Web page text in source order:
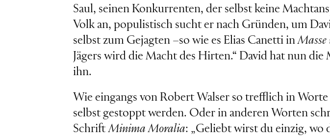
Saul, seinen Konkurrenten, der selbst keine
Volk an, populistisch sucht er nach Gründen, um
selbst zum Gejagten –so wie es Elias Canetti in
Jägers wird die Macht des Hirten.“ David hat nun
ihn.
Wie eingangs von Robert Walser so trefflich in
selbst gestoppt werden. Oder in anderen Worten
SchriftMinima Moralia: „Geliebt wirst du einzig, wo